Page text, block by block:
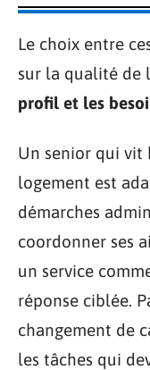
Le choix entre
sur la qualité de
profil et les
Un senior qui vit
logement est
démarches
coordonner ses
un service
réponse ciblée.
changement de
les tâches qui